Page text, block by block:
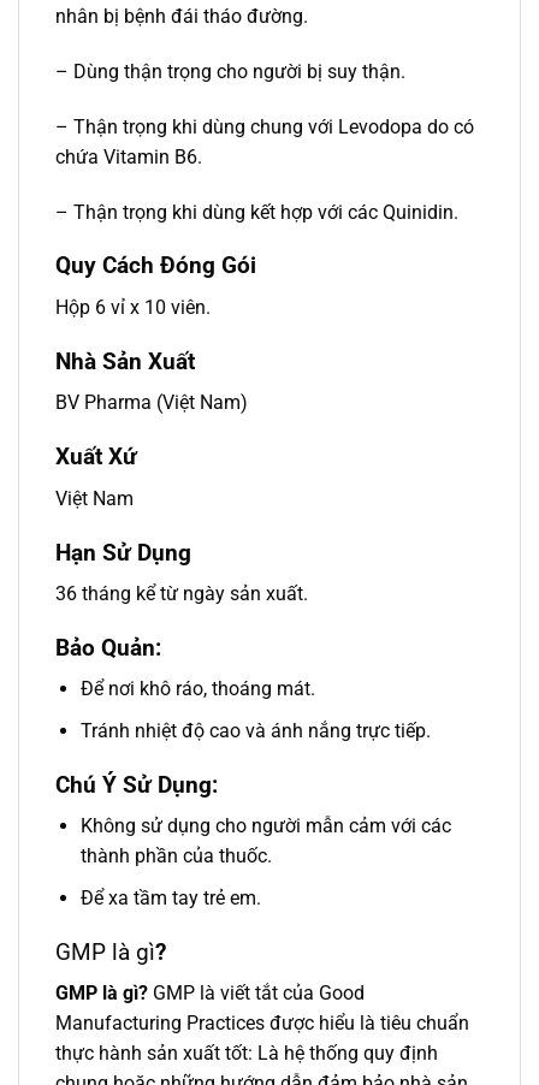
nhân bị bệnh đái tháo đường.
– Dùng thận trọng cho người bị suy thận.
– Thận trọng khi dùng chung với Levodopa do có
chứa Vitamin B6.
– Thận trọng khi dùng kết hợp với các Quinidin.
Quy Cách Đóng Gói
Hộp 6 vỉ x 10 viên.
Nhà Sản Xuất
BV Pharma (Việt Nam)
Xuất Xứ
Việt Nam
Hạn Sử Dụng
36 tháng kể từ ngày sản xuất.
Bảo Quản:
Để nơi khô ráo, thoáng mát.
Tránh nhiệt độ cao và ánh nắng trực tiếp.
Chú Ý Sử Dụng:
Không sử dụng cho người mẫn cảm với các
thành phần của thuốc.
Để xa tầm tay trẻ em.
GMP là gì?
GMP là gì? GMP là viết tắt của Good
Manufacturing Practices được hiểu là tiêu chuẩn
thực hành sản xuất tốt: Là hệ thống quy định